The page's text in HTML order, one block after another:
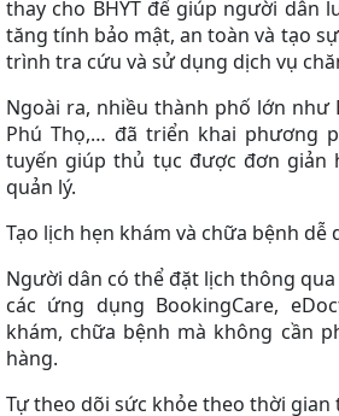
thay cho BHYT để giúp người dân
tăng tính bảo mật, an toàn và tạo
trình tra cứu và sử dụng dịch vụ
Ngoài ra, nhiều thành phố lớn như
Phú Thọ,… đã triển khai phương
tuyến giúp thủ tục được đơn giản
quản lý.
Tạo lịch hẹn khám và chữa bệnh dễ
Người dân có thể đặt lịch thông
các ứng dụng BookingCare,
khám, chữa bệnh mà không cần
hàng.
Tự theo dõi sức khỏe theo thời gian